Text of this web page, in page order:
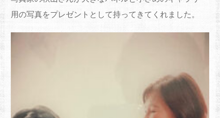
用の写真をプレゼントとして持ってきてくれま した 。